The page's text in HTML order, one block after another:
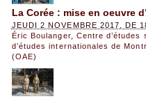
La Corée : mise en oeuvre
JEUDI 2 NOVEMBRE 2017, DE
Éric Boulanger, Centre d’études
d’études internationales de
(OAE)